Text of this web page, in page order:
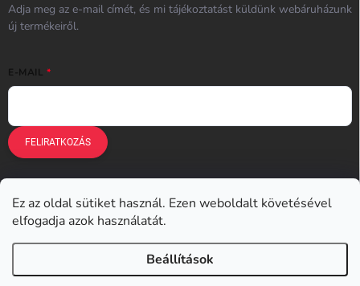
Ez az oldal sütiket használ. Ezen weboldalt követésével
elfogadja azok használatát.
Beállítások
Adja meg az e-mail címét, és mi tájékoztatást küldünk webáruházunk
új termékeiről.
E-MAIL
FELIRATKOZÁS
Earplugs.cz Earplugs.sk
Earplugs.at Earplugs.ro Lunesto.cz